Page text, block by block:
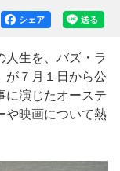
送る
シェア
生を、バズ・ラ
が７月１日から公
に演じたオーステ
や映画について熱